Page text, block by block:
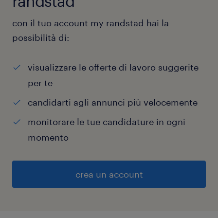
con il tuo account my randstad hai la
possibilità di:
visualizzare le offerte di lavoro suggerite
per te
candidarti agli annunci più velocemente
monitorare le tue candidature in ogni
momento
crea un account